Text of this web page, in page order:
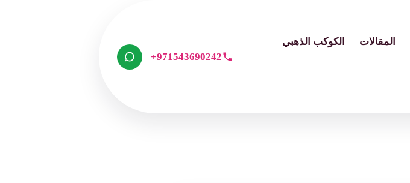
المقالات الكوكب الذهبي
+971543690242